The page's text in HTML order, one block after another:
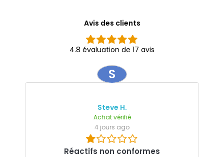
Avis des clients
4.8 évaluation de 17 avis
S
Steve H.
Achat vérifié
4 jours ago
Réactifs non conformes